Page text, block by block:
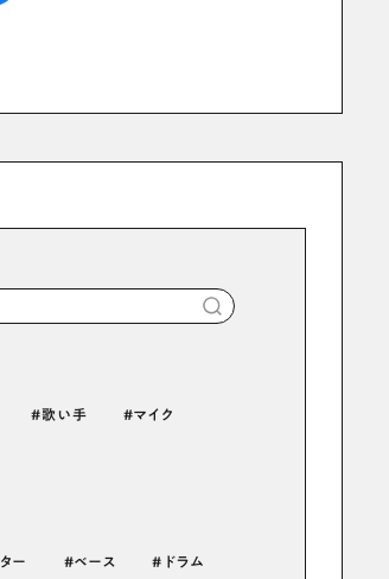
歌い手 マイク
ー ベース ドラム